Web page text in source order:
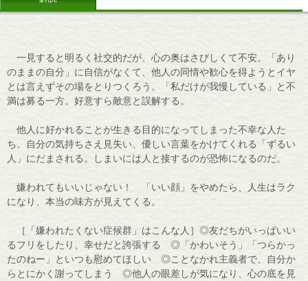
一見すると明るく社交的だが、心の奥はさびしくて不安。「あり
のままの自分」に自信がなくて、他人の同情や歓心を得ようとイヤ
とは言えずその場をとりつくろう。「私だけが我慢している」と不
満は募る一方。好意すら敵意と誤解する。
他人に好かれることが生きる目的になってしまった不幸な人た
ち。自分の気持ちさえ見失い、優しい言葉をかけてくれる「ずるい
人」にだまされる。しまいには人と接するのが恐怖になるのだ。
嫌われてもいいじゃない！ 「いい顔」をやめたら、人生はラク
になり、本当の味方が見えてくる。
［「嫌われたくない症候群」はこんな人］◎友だちがいっぱいい
るフリをしたり、幸せだと誇張する ◎「かわいそう」「つらかっ
たのねー」といつも慰めてほしい ◎ことなかれ主義者で、自分か
らとにかく謝ってしまう ◎他人の眼差しが気になり、心の底を見